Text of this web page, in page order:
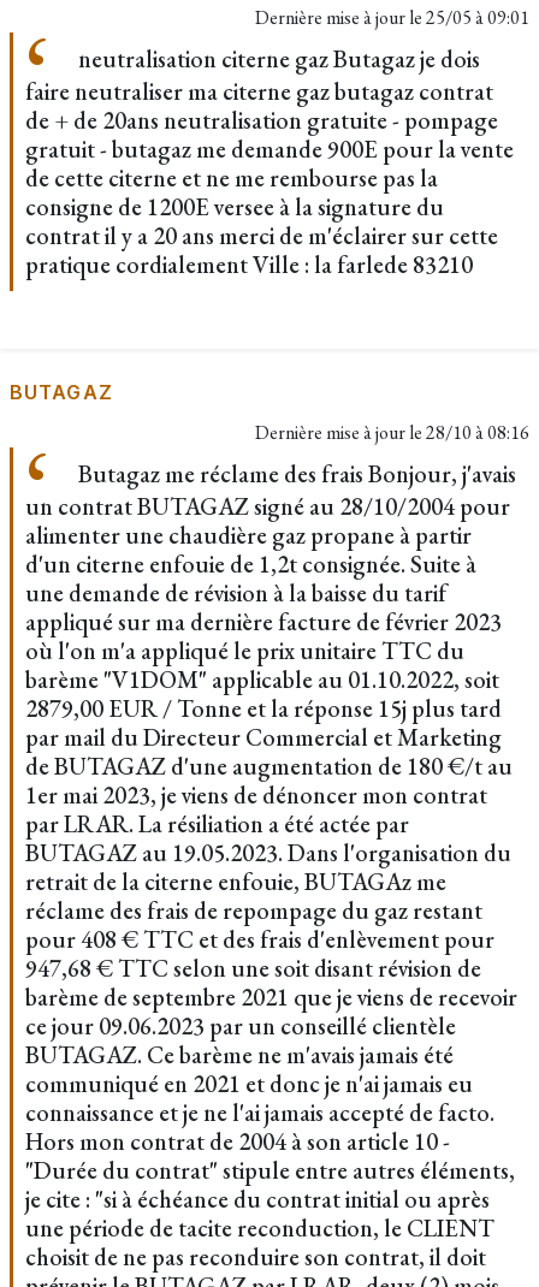
Dernière mise à jour le25/05 à 09:01
neutralisation citerne gaz Butagaz je dois
faire neutraliser ma citerne gaz butagaz contrat
de + de 20ans neutralisation gratuite - pompage
gratuit - butagaz me demande 900E pour la vente
de cette citerne et ne me rembourse pas la
consigne de 1200E versee à la signature du
contrat il y a 20 ans merci de m'éclairer sur cette
pratique cordialement Ville : la farlede 83210
BUTAGAZ
Dernière mise à jour le28/10 à 08:16
Butagaz me réclame des frais Bonjour, j'avais
un contrat BUTAGAZ signé au 28/10/2004 pour
alimenter une chaudière gaz propane à partir
d'un citerne enfouie de 1,2t consignée. Suite à
une demande de révision à la baisse du tarif
appliqué sur ma dernière facture de février 2023
où l'on m'a appliqué le prix unitaire TTC du
barème "V1DOM" applicable au 01.10.2022, soit
2879,00 EUR / Tonne et la réponse 15j plus tard
par mail du Directeur Commercial et Marketing
de BUTAGAZ d'une augmentation de 180 €/t au
1er mai 2023, je viens de dénoncer mon contrat
par LRAR. La résiliation a été actée par
BUTAGAZ au 19.05.2023. Dans l'organisation du
retrait de la citerne enfouie, BUTAGAz me
réclame des frais de repompage du gaz restant
pour 408 € TTC et des frais d'enlèvement pour
947,68 € TTC selon une soit disant révision de
barème de septembre 2021 que je viens de recevoir
ce jour 09.06.2023 par un conseillé clientèle
BUTAGAZ. Ce barème ne m'avais jamais été
communiqué en 2021 et donc je n'ai jamais eu
connaissance et je ne l'ai jamais accepté de facto.
Hors mon contrat de 2004 à son article 10 -
"Durée du contrat" stipule entre autres éléments,
je cite : "si à échéance du contrat initial ou après
une période de tacite reconduction, le CLIENT
choisit de ne pas reconduire son contrat, il doit